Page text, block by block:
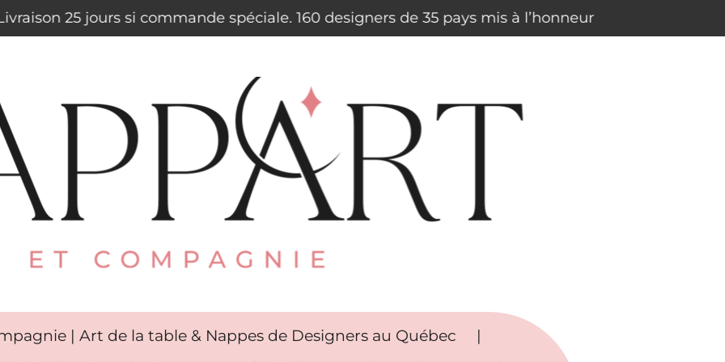
25 jours si commande spéciale. 160 designers de 35 pays mis à l’honneur
| Art de la table & Nappes de Designers au Québec